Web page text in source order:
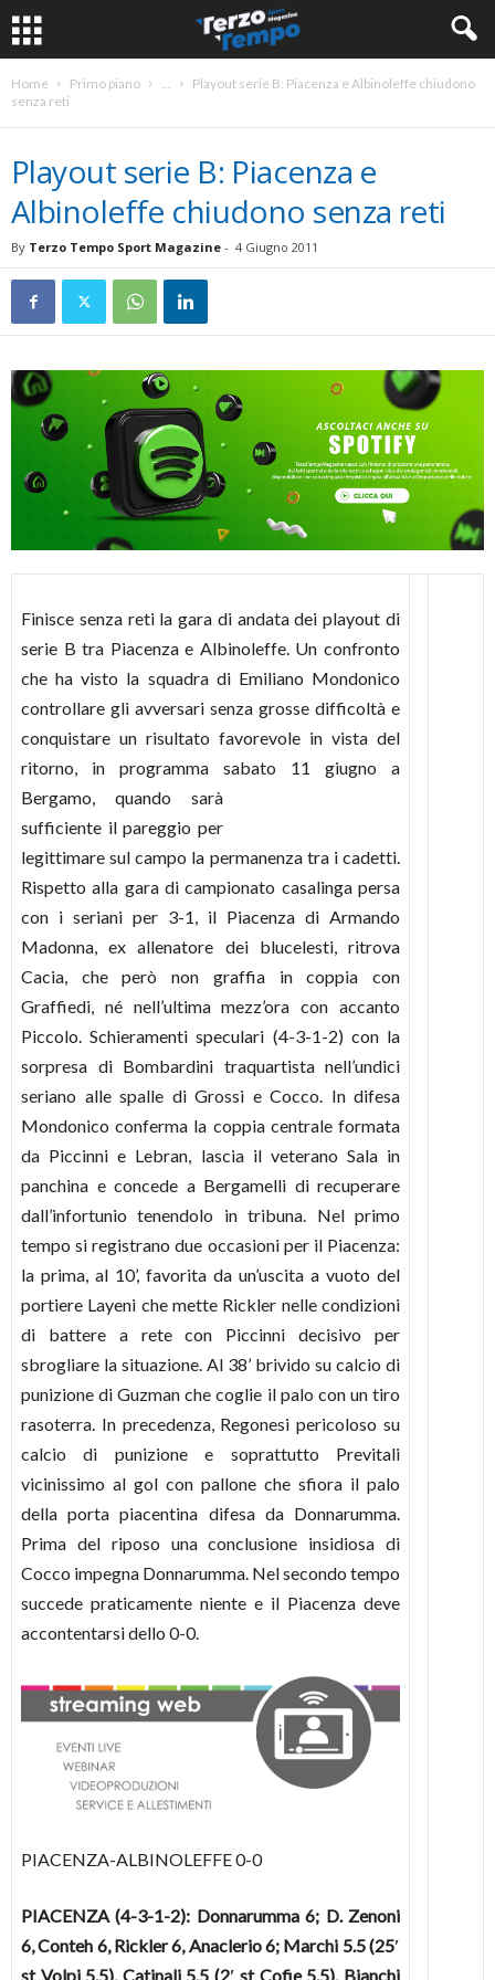
Home Primo piano ...
Playout serie B: Piacenza e Albinoleffe chiudono
senza reti
Playout serie B: Piacenza e
Albinoleffe chiudono senza reti
By Terzo Tempo Sport Magazine - 4 Giugno 2011
Finisce senza reti la gara di andata dei playout di
serie B tra Piacenza e Albinoleffe. Un confronto
che ha visto la squadra di Emiliano Mondonico
controllare gli avversari senza grosse difficoltà e
conquistare un risultato favorevole in vista del
ritorno, in programma sabato 11 giugno a
Bergamo, quando sarà
sufficiente il pareggio per
legittimare sul campo la permanenza tra i cadetti.
Rispetto alla gara di campionato casalinga persa
con i seriani per 3-1, il Piacenza di Armando
Madonna, ex allenatore dei blucelesti, ritrova
Cacia, che però non graffia in coppia con
Graffiedi, né nell’ultima mezz’ora con accanto
Piccolo. Schieramenti speculari (4-3-1-2) con la
sorpresa di Bombardini traquartista nell’undici
seriano alle spalle di Grossi e Cocco. In difesa
Mondonico conferma la coppia centrale formata
da Piccinni e Lebran, lascia il veterano Sala in
panchina e concede a Bergamelli di recuperare
dall’infortunio tenendolo in tribuna. Nel primo
tempo si registrano due occasioni per il Piacenza:
la prima, al 10’, favorita da un’uscita a vuoto del
portiere Layeni che mette Rickler nelle condizioni
di battere a rete con Piccinni decisivo per
sbrogliare la situazione. Al 38’ brivido su calcio di
punizione di Guzman che coglie il palo con un tiro
rasoterra. In precedenza, Regonesi pericoloso su
calcio di punizione e soprattutto Previtali
vicinissimo al gol con pallone che sfiora il palo
della porta piacentina difesa da Donnarumma.
Prima del riposo una conclusione insidiosa di
Cocco impegna Donnarumma. Nel secondo tempo
succede praticamente niente e il Piacenza deve
accontentarsi dello 0-0.
PIACENZA-ALBINOLEFFE 0-0
PIACENZA (4-3-1-2): Donnarumma 6; D. Zenoni
6, Conteh 6, Rickler 6, Anaclerio 6; Marchi 5.5 (25′
st Volpi 5.5), Catinali 5.5 (2′ st Cofie 5.5), Bianchi